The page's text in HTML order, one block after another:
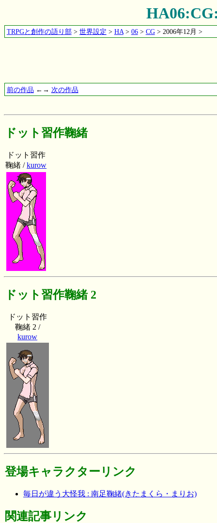
TRPGと創作の語り部> 世界設定 > HA> 06> CG> 2006年12月 >
前の作品 ←→ 次の作品
ドット習作鞠緒
ドット習作
鞠緒 /kurow
ドット習作鞠緒 2
ドット習作
鞠緒 2 /
kurow
登場キャラクターリンク
毎日が違う大怪我 : 南足鞠緒(きたまくら・まりお)
関連記事リンク